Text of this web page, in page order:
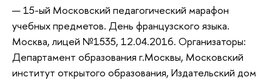
15-ый Московский педагогический марафон
учебных предметов. День французского языка.
Москва, лицей №1535, 12.04.2016. Организаторы:
Департамент образования г.Москвы, Московский
институт открытого образования, Издательский дом